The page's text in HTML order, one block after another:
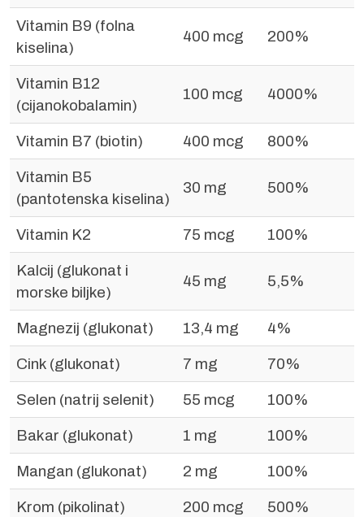
Vitamin B9 (folna
kiselina)
400 mcg 200%
Vitamin B12
(cijanokobalamin)
100 mcg 4000%
Vitamin B7 (biotin) 400 mcg 800%
Vitamin B5
(pantotenska kiselina)
30 mg 500%
Vitamin K2 75 mcg 100%
Kalcij (glukonat i
morske biljke)
45 mg 5,5%
Magnezij (glukonat) 13,4 mg 4%
Cink (glukonat) 7 mg 70%
Selen (natrij selenit) 55 mcg 100%
Bakar (glukonat) 1 mg 100%
Mangan (glukonat) 2 mg 100%
Krom (pikolinat) 200 mcg 500%